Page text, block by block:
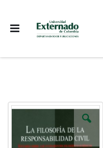
COEDICIONES
Skip
Skip
beginning